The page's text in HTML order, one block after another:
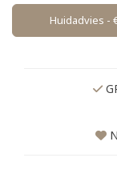
staan zijn om de
huidbarriere
herstellen.
Huidadvies -